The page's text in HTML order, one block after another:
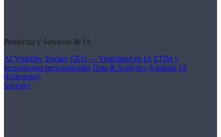
Productos y Servicios de IA
AI Visibility Tracker GEO — Visibilidad en IA ETIM y
herramientas personalizadas Data & Analytics Asistente IA
(Enterprise)
Sectores